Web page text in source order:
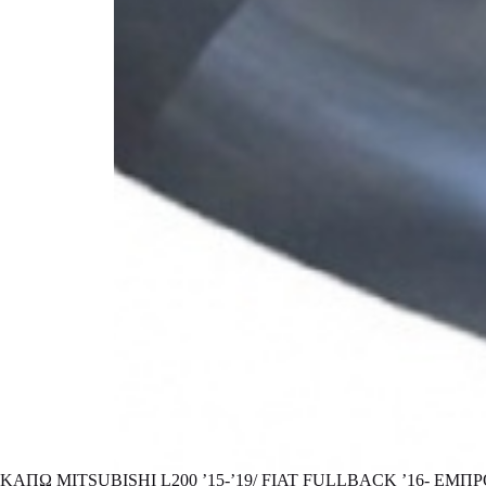
ΚΑΠΩ MITSUBISHI L200 ’15-’19/ FIAT FULLBACK ’16-